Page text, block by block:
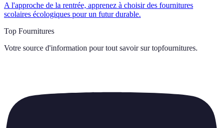
A l'approche de la rentrée, apprenez à choisir des fournitures
scolaires écologiques pour un futur durable.
Top Fournitures
Votre source d'information pour tout savoir sur topfournitures.